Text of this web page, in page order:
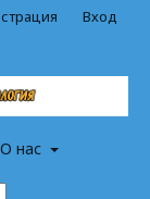
О нас
Вход